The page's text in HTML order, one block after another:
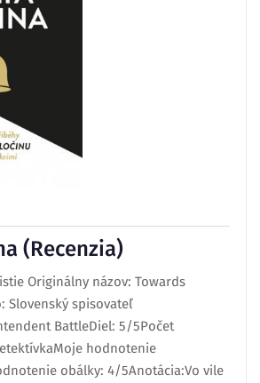
(Recenzia)
Originálny názov: Towards
Slovenský spisovateľ
BattleDiel: 5/5Počet
hodnotenie
obálky: 4/5Anotácia:Vo vile